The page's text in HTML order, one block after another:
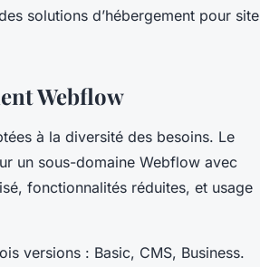
solutions d’hébergement pour site
Webflow
à la diversité des besoins. Le
un sous-domaine Webflow avec
fonctionnalités réduites, et usage
versions : Basic, CMS, Business.